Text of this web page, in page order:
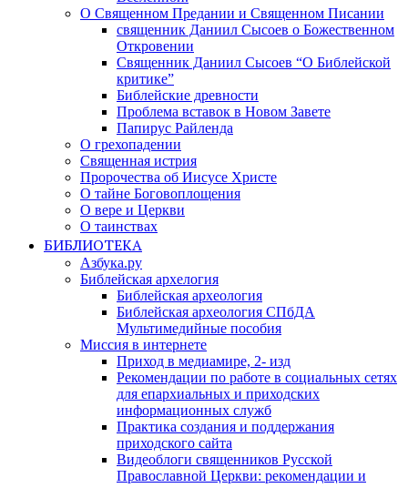
О Священном Предании и Священном Писании
священник Даниил Сысоев о Божественном
Откровении
Священник Даниил Сысоев “О Библейской
критике”
Библейские древности
Проблема вставок в Новом Завете
Папирус Райленда
О грехопадении
Священная истрия
Пророчества об Иисусе Христе
О тайне Боговоплощения
О вере и Церкви
О таинствах
БИБЛИОТЕКА
Азбука.ру
Библейская архелогия
Библейская археология
Библейская археология СПбДА
Мультимедийные пособия
Миссия в интернете
Приход в медиамире, 2- изд
Рекомендации по работе в социальных сетях
для епархиальных и приходских
информационных служб
Практика создания и поддержания
приходского сайта
Видеоблоги священников Русской
Православной Церкви: рекомендации и